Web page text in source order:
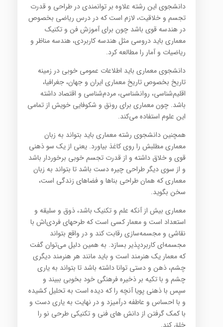
دانشجوی این رشته علاوه بر توانمندی در طراحی و قدرت
تجسم و خلاقیت، لازم است که در درس ریاضی بخصوص
در هندسه قوی باشد چون برای آموزش فن و تکنیک
معماری باید دروسی مثل هندسه کاربردی، هندسه مناظر و
ریاضیات و آمار را مطالعه کرد.
دانشجوی معماری باید اطلاعات عمومی خوبی در زمینه
تاریخ بخصوص تاریخ معماری ایران و جهان، جغرافیا،
اقلیم‌شناسی، روانشناسی، مردم‌شناسی و اقتصاد داشته
باشد. چون معماری برای رونق و شکوفایی خویش از تمامی
این علوم استفاده می‌کند.
همچنین دانشجوی رشته معماری باید بتواند به زبان
معماری مطلبش را روی کاغذ بیاورد. یعنی از یک سو ذهنی
قوی و خلاق داشته و از قدرت تجسم خوبی برخوردار باشد
و از سوی دیگر طراحی چیره دست باشد تا بتواند به زبان
معماری که همان طراحی بناها و فضاهای زندگی است،
سخن بگوید.
معماری بیش از آنکه علم و تکنیک باشد، ذوق و سلیقه و
استعداد است و معمار کسی است که طرحهای فردی‌اش با
نقاشی و مجسمه‌سازی رقابت کند و در واقع بتواند
مجسمه‌ای کاربردپذیر بسازد. به همین دلیل می‌توان گفت
که معمار یک هنرمند است و باید مانند هر هنرمند دیگری
چشم، ذهن و دستی توانا داشته باشد تا بتواند به یاری
چشم و با تکیه بر ذخیره فرهنگی خود بخوبی ببیند و
سپس با ذهنی پویا آنچه را که دیده است به تحلیل کشیده
و با احساس و عاطفه درآمیزد و در نهایت به یاری دست و
با کمک گرفتن از دانش های فنی و تکنیکی طرحی نو را